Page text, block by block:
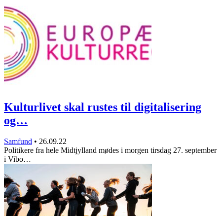
Kulturlivet skal rustes til digitalisering
og…
Samfund • 26.09.22
Politikere fra hele Midtjylland mødes i morgen tirsdag 27. september
i Vibo…